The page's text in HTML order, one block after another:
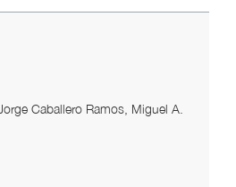
Caballero Ramos, Miguel A.